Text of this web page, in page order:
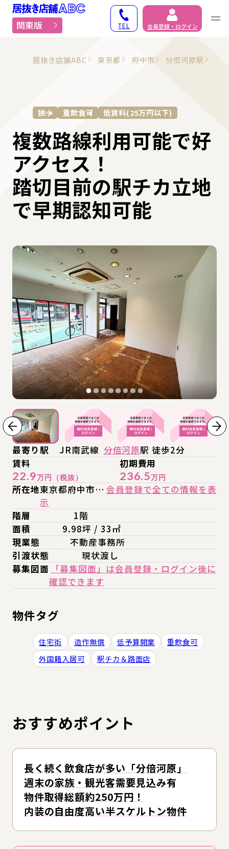
居抜き物件・貸店舗で
関東版 TEL 会員登録・ログイン
居抜き店舗ABC 東京都 府中市 分倍河原駅 そ
狭小 重飲食可 低賃料(25万円以下)
複数路線利用可能で好
アクセス！
踏切目前の駅チカ立地
で早期認知可能
最寄り駅 JR南武線 分倍河原駅 徒歩2分
賃料
22.9万円（税抜）
初期費用
236.5万円
所在地東京都府中市… 会員登録で全ての情報を表
示
階層
1階
面積
9.98坪 / 33㎡
現業態
不動産事務所
引渡状態
現状渡し
募集図面
「募集図面」は会員登録・ログイン後に
確認できます
物件タグ
住宅街 造作無償 低予算開業
重飲食可
外国籍入居可
駅チカ＆路面店
おすすめポイント
長く続く飲食店が多い「分倍河原」
週末の家族・観光客需要見込み有
物件取得総額約250万円！
内装の自由度高い半スケルトン物件